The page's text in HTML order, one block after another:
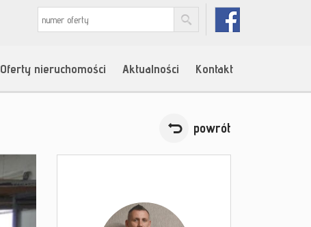
Oferty nieruchomości Aktualności Kontakt
powrót